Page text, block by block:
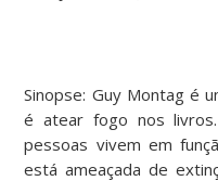
Sinopse: Guy Montag é
é atear fogo nos
pessoas vivem em
está ameaçada de